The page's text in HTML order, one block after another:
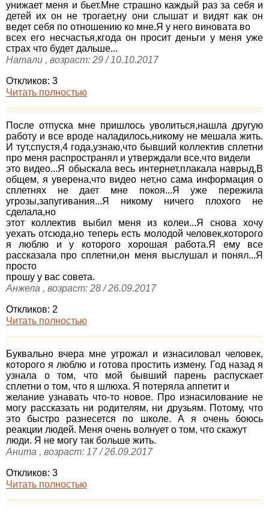
унижает меня и бьет.Мне страшно каждый раз за себя и
детей их он не трогает,ну они слышат и видят как он
ведет себя по отношению ко мне.Я у него виновата во
всех его несчастья,кгода он просит деньги у меня уже
страх что будет дальше...
Натали , возраст: 29 / 10.10.2017
Откликов: 3
Читать полностью
После отпуска мне пришлось уволиться,нашла другую
работу и все вроде наладилось,никому не мешала жить.
И тут,спустя,4 года,узнаю,что бывший коллектив сплетни
про меня распространял и утверждали все,что видели
это видео...Я обыскала весь интернет,плакала наврыд,В
общем, я уверена,что видео нет,но сама информация о
сплетнях не дает мне покоя...Я уже пережила
угрозы,запугивания...Я никому ничего плохого не
сделала,но
этот коллектив выбил меня из колеи...Я снова хочу
уехать отсюда,но теперь есть молодой человек,которого
я люблю и у которого хорошая работа.Я ему все
рассказала про сплетни,он меня выслушал и понял...Я
просто
прошу у вас совета.
Анжела , возраст: 28 / 26.09.2017
Откликов: 2
Читать полностью
Буквально вчера мне угрожал и изнасиловал человек,
которого я люблю и готова простить измену. Год назад я
узнала о том, что мой бывший парень распускает
сплетни о том, что я шлюха. Я потеряла аппетит и
желание узнавать что-то новое. Про изнасилование не
могу рассказать ни родителям, ни друзьям. Потому, что
это быстро разнесется по школе. А я очень боюсь
реакции людей. Меня очень волнует о том, что скажут
люди. Я не могу так больше жить.
Анита , возраст: 17 / 26.09.2017
Откликов: 3
Читать полностью